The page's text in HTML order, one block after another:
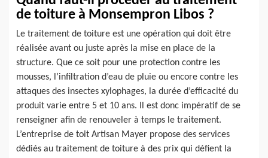
de toiture à Monsempron Libos ?
Le traitement de toiture est une opération qui doit être
réalisée avant ou juste après la mise en place de la
structure. Que ce soit pour une protection contre les
mousses, l’infiltration d’eau de pluie ou encore contre les
attaques des insectes xylophages, la durée d’efficacité du
produit varie entre 5 et 10 ans. Il est donc impératif de se
renseigner afin de renouveler à temps le traitement.
L’entreprise de toit Artisan Mayer propose des services
dédiés au traitement de toiture à des prix qui défient la